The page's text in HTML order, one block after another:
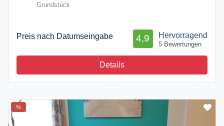
Grundstück
Preis nach Datumseingabe Hervorragend
4,9
5 Bewertungen
Details
%